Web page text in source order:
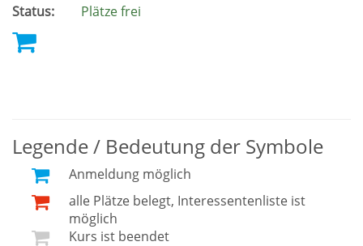
Status:
Plätze frei
Legende / Bedeutung der Symbole
Anmeldung möglich
alle Plätze belegt, Interessentenliste ist
möglich
Kurs ist beendet